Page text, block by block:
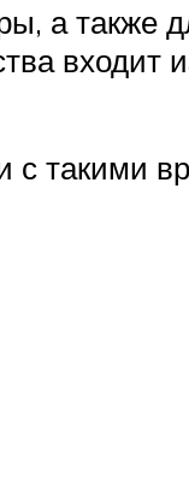
а также
с такими